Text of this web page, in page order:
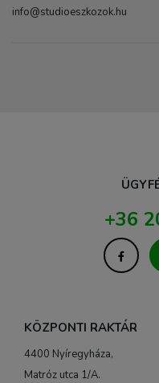
info@studioeszkozok.hu
+36
KÖZPONTI RAKTÁR
4400 Nyíregyháza,
Matróz utca 1/A.